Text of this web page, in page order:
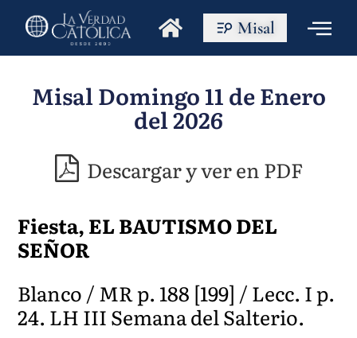
Misal
Misal Domingo 11 de Enero
del 2026
Descargar y ver en PDF
Fiesta, EL BAUTISMO DEL
SEÑOR
Blanco / MR p. 188 [199] / Lecc. I p.
24. LH III Semana del Salterio.